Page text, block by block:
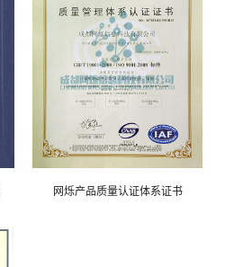
网烁产品质量认证体系证书